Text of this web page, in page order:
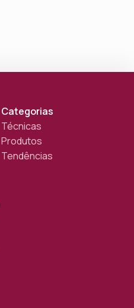
Categorias
Técnicas
Produtos
Tendências